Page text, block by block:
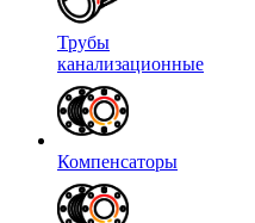
Трубы
канализационные
Компенсаторы